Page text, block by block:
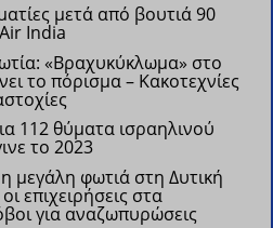
μετά από βουτιά 90
India
«Βραχυκύκλωμα» στο
το πόρισμα – Κακοτεχνίες
112 θύματα ισραηλινού
το 2023
μεγάλη φωτιά στη Δυτική
επιχειρήσεις στα
για αναζωπυρώσεις